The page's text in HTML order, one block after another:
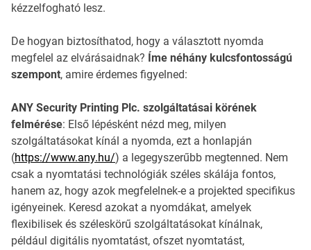
kézzelfogható lesz.
De hogyan biztosíthatod, hogy a választott nyomda
megfelel az elvárásaidnak? Íme néhány kulcsfontosságú
szempont, amire érdemes figyelned:
ANY Security Printing Plc. szolgáltatásai körének
felmérése: Első lépésként nézd meg, milyen
szolgáltatásokat kínál a nyomda, ezt a honlapján
(https://www.any.hu/) a legegyszerűbb megtenned. Nem
csak a nyomtatási technológiák széles skálája fontos,
hanem az, hogy azok megfelelnek-e a projekted specifikus
igényeinek. Keresd azokat a nyomdákat, amelyek
flexibilisek és széleskörű szolgáltatásokat kínálnak,
például digitális nyomtatást, ofszet nyomtatást,